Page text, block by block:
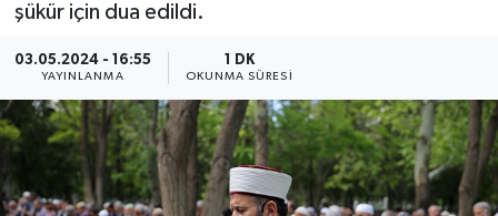
şükür için dua edildi.
03.05.2024 - 16:55
YAYINLANMA
1 DK
OKUNMA SÜRESI
Amasya Müftülüğü
Ankara Müftülüğü
Antalya Müftülüğü
Ardahan Müftülüğü
Diyanet Takvimi
Dualar
Hadislerle İslam
Kudüs
DİYANET eKİTAP
Diyanet Dergi
TDV
Hutbeler
Tüm Manşetler
Son Dakika Haberleri
Haber Arşivi